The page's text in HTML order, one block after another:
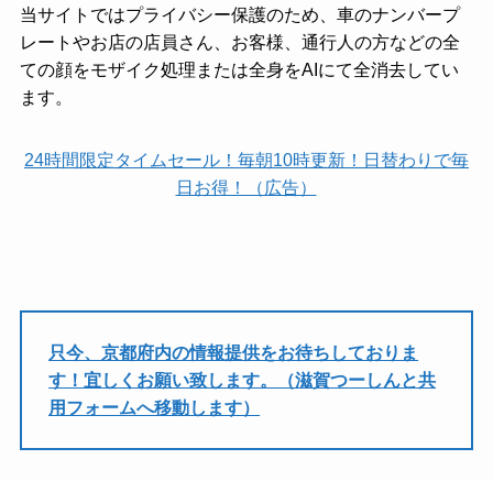
当サイトではプライバシー保護のため、車のナンバープ
レートやお店の店員さん、お客様、通行人の方などの全
ての顔をモザイク処理または全身をAIにて全消去してい
ます。
24時間限定タイムセール！毎朝10時更新！日替わりで毎
日お得！（広告）
只今、京都府内の情報提供をお待ちしておりま
す！宜しくお願い致します。（滋賀つーしんと共
用フォームへ移動します）